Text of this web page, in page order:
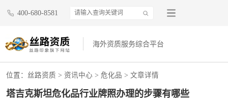
400-680-8581
海外资质服务综合平台
位置： 丝路资质 > 资讯中心 > 危化品 > 文章详情
塔吉克斯坦危化品行业牌照办理的步骤有哪些